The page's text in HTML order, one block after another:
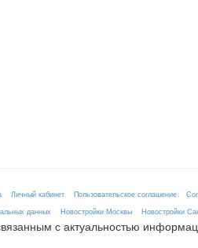
Личный кабинет Пользовательское соглашение
данных
Новостройки Москвы Новостройки
с актуальностью